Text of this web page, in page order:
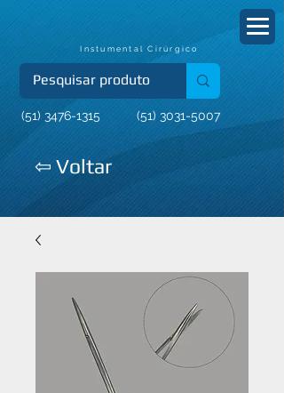
(51) 3031-5007
(51) 3476-1315
Instumental Cirúrgico
⇦ Voltar